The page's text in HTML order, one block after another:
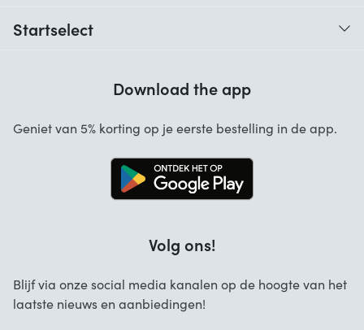
Startselect
Startselect App
Zakelijke Oplossingen
Download the app
Geniet van 5% korting op je eerste bestelling in de app.
Volg ons!
Blijf via onze social media kanalen op de hoogte van het
laatste nieuws en aanbiedingen!